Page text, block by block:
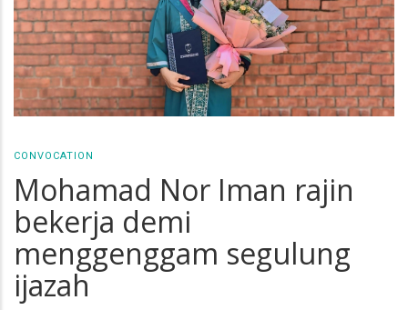
CONVOCATION
Mohamad Nor Iman rajin
bekerja demi
menggenggam segulung
ijazah